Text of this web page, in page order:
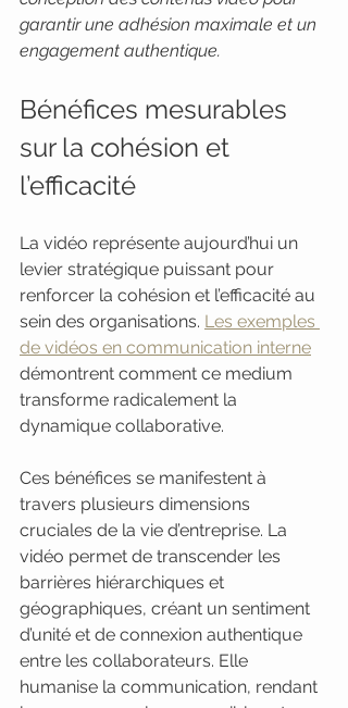
garantir une adhésion maximale et un
engagement authentique.
Bénéfices mesurables
sur la cohésion et
l’efficacité
La vidéo représente aujourd’hui un
levier stratégique puissant pour
renforcer la cohésion et l’efficacité au
sein des organisations. Les exemples
de vidéos en communication interne
démontrent comment ce medium
transforme radicalement la
dynamique collaborative.
Ces bénéfices se manifestent à
travers plusieurs dimensions
cruciales de la vie d’entreprise. La
vidéo permet de transcender les
barrières hiérarchiques et
géographiques, créant un sentiment
d’unité et de connexion authentique
entre les collaborateurs. Elle
humanise la communication, rendant